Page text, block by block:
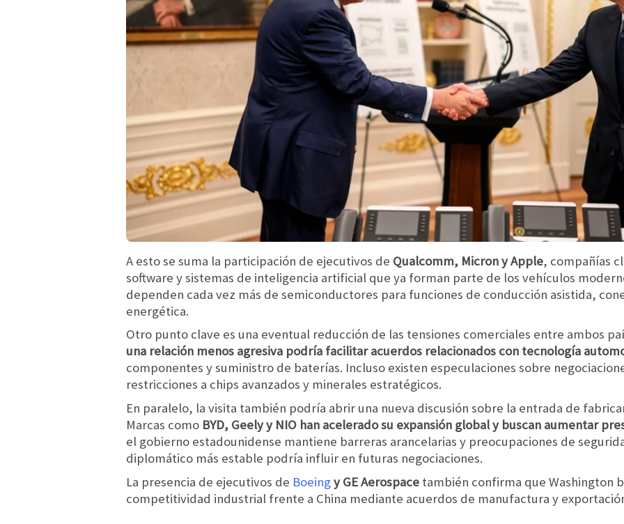
A esto se suma la participación de ejecutivos de ‌Qualcomm, ‌Micron y ‌Apple, compañías
software y sistemas de inteligencia artificial que ya forman parte de los vehículos
dependen cada vez más de semiconductores para funciones de conducción asistida,
energética.
Otro punto clave es una eventual reducción de las tensiones comerciales entre ambos
una relación menos agresiva podría facilitar acuerdos relacionados con tecnología
componentes y suministro de baterías. Incluso existen especulaciones sobre
restricciones a chips avanzados y minerales estratégicos.
En paralelo, la visita también podría abrir una nueva discusión sobre la entrada de
Marcas como ‌BYD, ‌Geely y ‌NIO han acelerado su expansión global y buscan aumentar
el gobierno estadounidense mantiene barreras arancelarias y preocupaciones de
diplomático más estable podría influir en futuras negociaciones.
La presencia de ejecutivos de Boeingy ‌GE Aerospace también confirma que Washington
competitividad industrial frente a China mediante acuerdos de manufactura y